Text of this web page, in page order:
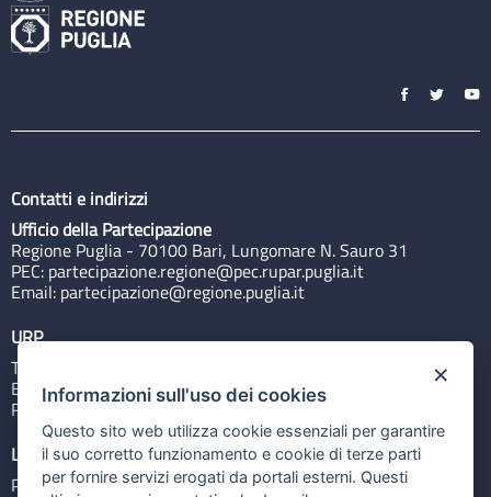
Contatti e indirizzi
Ufficio della Partecipazione
Regione Puglia - 70100 Bari, Lungomare N. Sauro 31
PEC: partecipazione.regione@pec.rupar.puglia.it
Email: partecipazione@regione.puglia.it
URP
Tel: 800713939
Email:quiregione@regione.puglia.it
Rubrica
Link utili
Portale Istituzionale
×
Informazioni sull'uso dei cookies
Questo sito web utilizza cookie essenziali per garantire
il suo corretto funzionamento e cookie di terze parti
per fornire servizi erogati da portali esterni. Questi